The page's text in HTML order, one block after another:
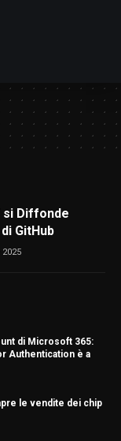
si Diffonde
GitHub
di Microsoft 365:
Authentication è a
le vendite dei chip